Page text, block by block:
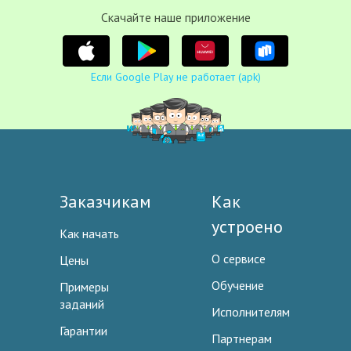
Cкачайте наше приложение
Если Google Play не работает (apk)
Заказчикам
Как начать
Цены
Примеры
заданий
Гарантии
Как
устроено
О сервисе
Обучение
Исполнителям
Партнерам